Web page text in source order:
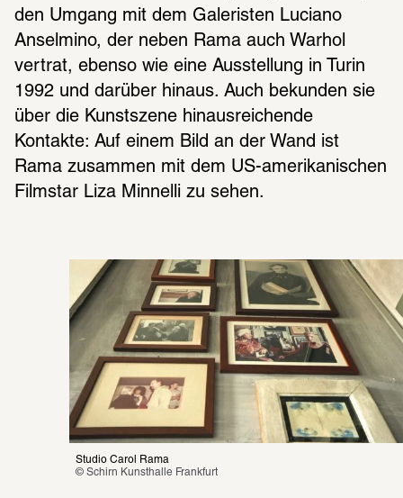
den Umgang mit dem Gale­ris­ten Luciano
Ansel­mino, der neben Rama auch Warhol
vertrat, ebenso wie eine Ausstel­lung in Turin
1992 und darüber hinaus. Auch bekun­den sie
über die Kunst­szene hinaus­rei­chende
Kontakte: Auf einem Bild an der Wand ist
Rama zusam­men mit dem US-ameri­ka­ni­schen
Film­star Liza Minnelli zu sehen.
Studio Carol Rama
© Schirn Kunsthalle Frankfurt